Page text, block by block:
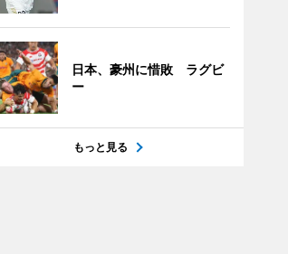
日本、豪州に惜敗 ラグビ
ー
もっと見る